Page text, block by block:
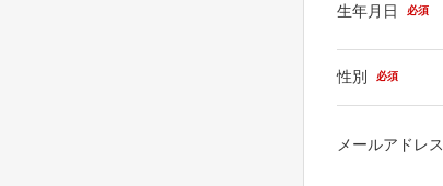
生年月日 必須
性別 必須
メールアドレス